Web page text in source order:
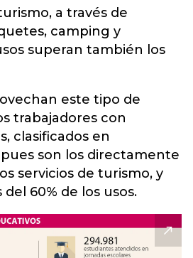
a través de
camping y
superan también los
este tipo de
trabajadores con
clasificados en
son los directamente
servicios de turismo, y
60% de los usos.